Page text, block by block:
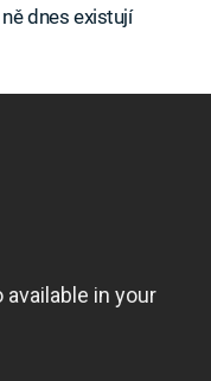
dnes existují